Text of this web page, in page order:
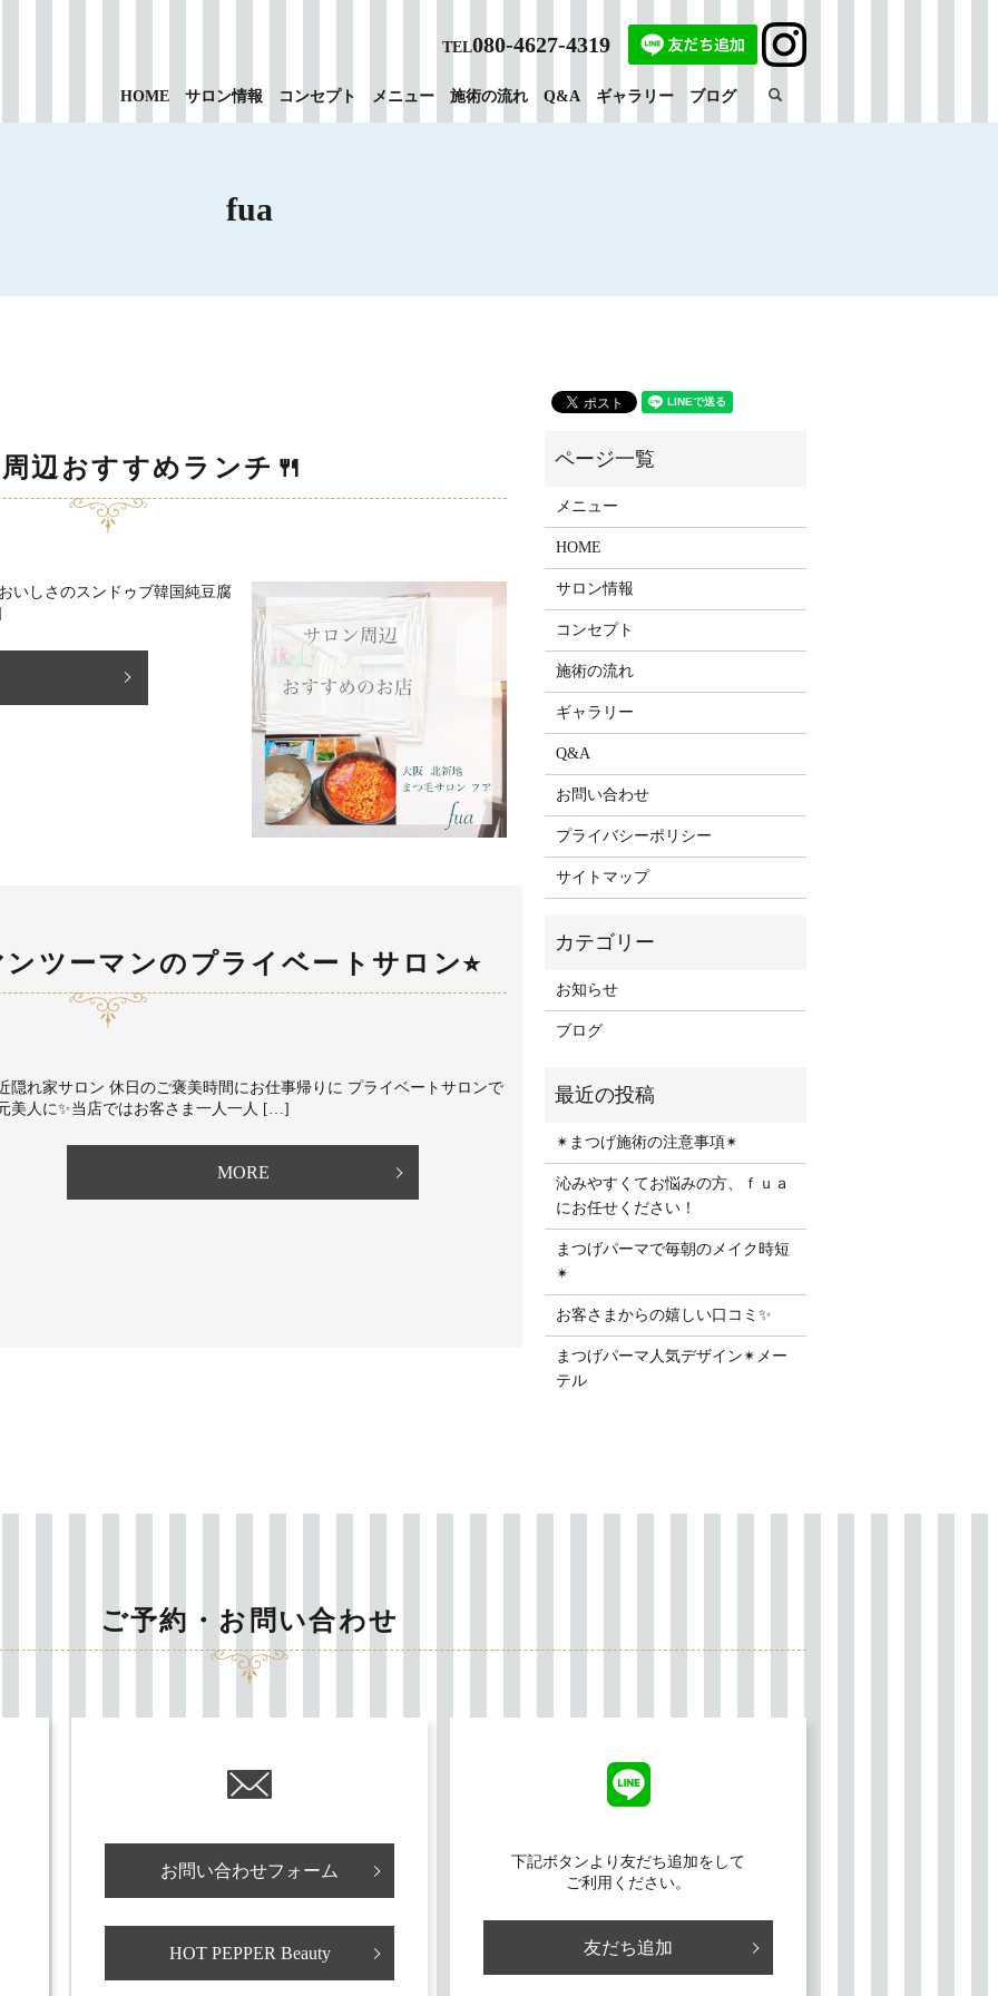
HOME サロン情報 コンセプト メニュー 施術の流れ Q&A ギャラリー ブログ search
TEL080-4627-4319
fua
辺おすすめランチ🍴
いしさのスンドゥブ韓国純豆腐
ツーマンのプライベートサロン⭐︎
隠れ家サロン 休日のご褒美時間にお仕事帰りに プライベートサロンで
美人に✨⁡⁡当店ではお客さま一人一人 […]
MORE
メニュー
HOME
サロン情報
コンセプト
施術の流れ
ギャラリー
Q&A
お問い合わせ
プライバシーポリシー
サイトマップ
お知らせ
ブログ
✴︎まつげ施術の注意事項✴︎
沁みやすくてお悩みの方、ｆｕａ
にお任せください！
まつげパーマで毎朝のメイク時短
✴︎
お客さまからの嬉しい口コミ✨
まつげパーマ人気デザイン✴︎メー
テル
ご予約・お問い合わせ
お問い合わせフォーム
HOT PEPPER Beauty
下記ボタンより友だち追加をして
ご利用ください。
友だち追加